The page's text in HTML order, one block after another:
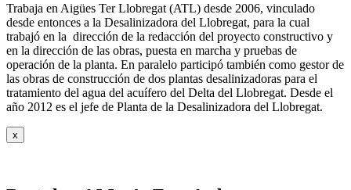
Trabaja en Aigües Ter Llobregat (ATL) desde 2006, vinculado
desde entonces a la Desalinizadora del Llobregat, para la cual
trabajó en la dirección de la redacción del proyecto constructivo y
en la dirección de las obras, puesta en marcha y pruebas de
operación de la planta. En paralelo participó también como gestor de
las obras de construcción de dos plantas desalinizadoras para el
tratamiento del agua del acuífero del Delta del Llobregat. Desde el
año 2012 es el jefe de Planta de la Desalinizadora del Llobregat.
x